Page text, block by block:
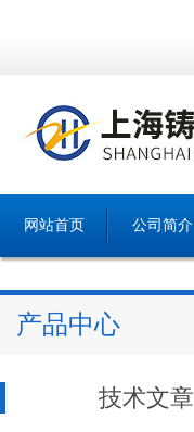
网站首页 公司简介
产品中心
技术文章